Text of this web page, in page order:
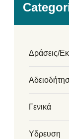
Δράσεις/
Γενικά
Υδρευση